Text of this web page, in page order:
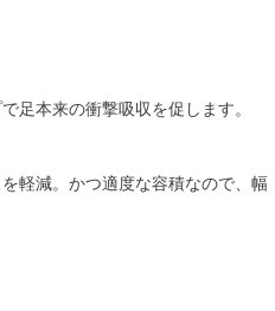
足本来の衝撃吸収を促します。
軽減。かつ適度な容積なので、幅